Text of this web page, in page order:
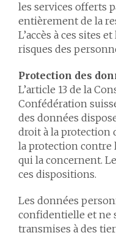
les services offerts
entièrement de la
L’accès à ces sites
risques des
Protection des
L’article 13 de la
Confédération
des données
droit à la protection
la protection contre
qui la concernent.
ces dispositions.
Les données
confidentielle et ne
transmises à des